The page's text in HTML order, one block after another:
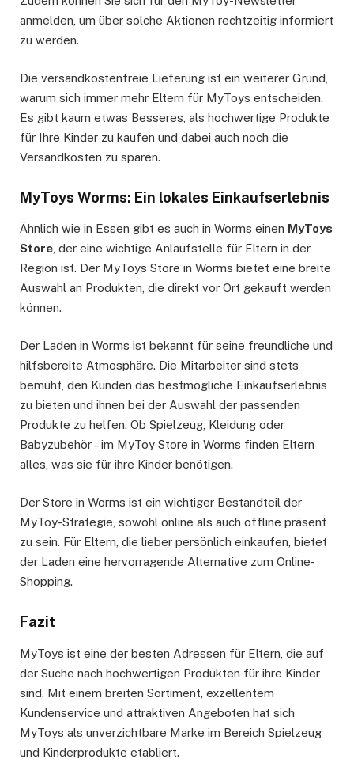
anmelden, um über solche Aktionen rechtzeitig informiert
zu werden.
Die versandkostenfreie Lieferung ist ein weiterer Grund,
warum sich immer mehr Eltern für MyToys entscheiden.
Es gibt kaum etwas Besseres, als hochwertige Produkte
für Ihre Kinder zu kaufen und dabei auch noch die
Versandkosten zu sparen.
MyToys Worms: Ein lokales Einkaufserlebnis
Ähnlich wie in Essen gibt es auch in Worms einen MyToys
Store , der eine wichtige Anlaufstelle für Eltern in der
Region ist. Der MyToys Store in Worms bietet eine breite
Auswahl an Produkten, die direkt vor Ort gekauft werden
können.
Der Laden in Worms ist bekannt für seine freundliche und
hilfsbereite Atmosphäre. Die Mitarbeiter sind stets
bemüht, den Kunden das bestmögliche Einkaufserlebnis
zu bieten und ihnen bei der Auswahl der passenden
Produkte zu helfen. Ob Spielzeug, Kleidung oder
Babyzubehör – im MyToy Store in Worms finden Eltern
alles, was sie für ihre Kinder benötigen.
Der Store in Worms ist ein wichtiger Bestandteil der
MyToy-Strategie, sowohl online als auch offline präsent
zu sein. Für Eltern, die lieber persönlich einkaufen, bietet
der Laden eine hervorragende Alternative zum Online-
Shopping.
Fazit
MyToys ist eine der besten Adressen für Eltern, die auf
der Suche nach hochwertigen Produkten für ihre Kinder
sind. Mit einem breiten Sortiment, exzellentem
Kundenservice und attraktiven Angeboten hat sich
MyToys als unverzichtbare Marke im Bereich Spielzeug
und Kinderprodukte etabliert.